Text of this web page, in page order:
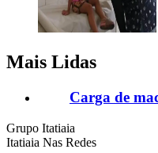
Mais Lidas
Carga de
Grupo Itatiaia
Itatiaia Nas Redes